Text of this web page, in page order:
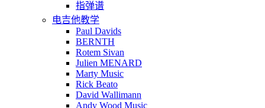
指弹谱
电吉他教学
Paul Davids
BERNTH
Rotem Sivan
Julien MENARD
Marty Music
Rick Beato
David Wallimann
Andy Wood Music